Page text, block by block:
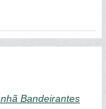
Bandeirantes